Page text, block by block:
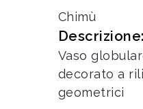
Chimù
Descrizione:
Vaso
decorato a
geometrici